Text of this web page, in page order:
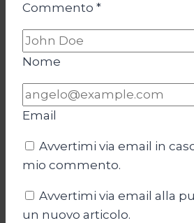
Commento *
Nome
Email
Avvertimi via email in
mio commento.
Avvertimi via email alla
un nuovo articolo.